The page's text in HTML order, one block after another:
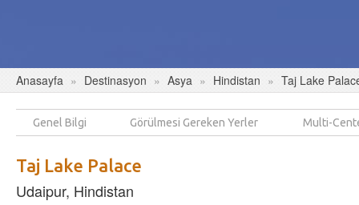
Anasayfa Destinasyon Asya Hindistan Taj Lake
Genel Bilgi Görülmesi Gereken Yerler Multi-
Taj Lake Palace
Udaipur, Hindistan